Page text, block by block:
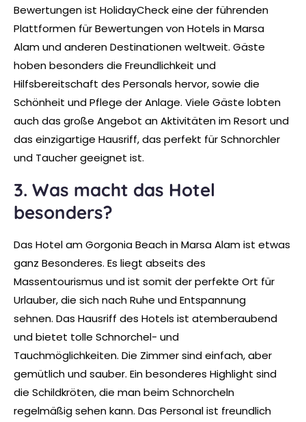
Bewertungen ist HolidayCheck eine der führenden
Plattformen für Bewertungen von Hotels in Marsa
Alam und anderen Destinationen weltweit. Gäste
hoben besonders die Freundlichkeit und
Hilfsbereitschaft des Personals hervor, sowie die
Schönheit und Pflege der Anlage. Viele Gäste lobten
auch das große Angebot an Aktivitäten im Resort und
das einzigartige Hausriff, das perfekt für Schnorchler
und Taucher geeignet ist.
3. Was macht das Hotel
besonders?
Das Hotel am Gorgonia Beach in Marsa Alam ist etwas
ganz Besonderes. Es liegt abseits des
Massentourismus und ist somit der perfekte Ort für
Urlauber, die sich nach Ruhe und Entspannung
sehnen. Das Hausriff des Hotels ist atemberaubend
und bietet tolle Schnorchel- und
Tauchmöglichkeiten. Die Zimmer sind einfach, aber
gemütlich und sauber. Ein besonderes Highlight sind
die Schildkröten, die man beim Schnorcheln
regelmäßig sehen kann. Das Personal ist freundlich